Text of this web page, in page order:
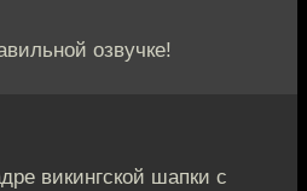
озвучке!
викингской шапки с